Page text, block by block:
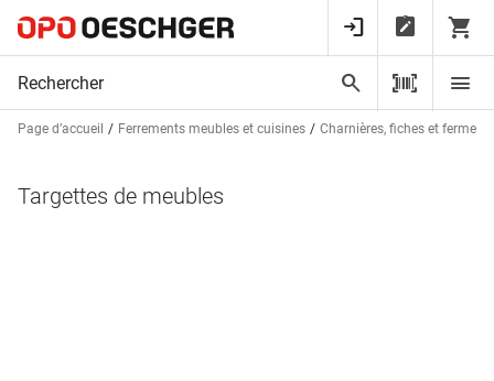
Page d’accueil Ferrements meubles et cuisines Charnières, fiches et
Targettes de meubles